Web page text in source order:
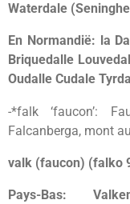
Waterdale
En Normandië: la
Briquedalle
Oudalle Cudale
-*falk ‘faucon’:
Falcanberga, mont
valk (faucon) (falko
Pays-Bas: